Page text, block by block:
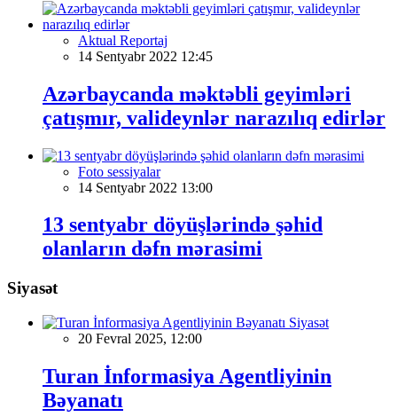
Aktual Reportaj
14 Sentyabr 2022 12:45
Azərbaycanda məktəbli geyimləri
çatışmır, valideynlər narazılıq edirlər
Foto sessiyalar
14 Sentyabr 2022 13:00
13 sentyabr döyüşlərində şəhid
olanların dəfn mərasimi
Siyasət
Siyasət
20 Fevral 2025, 12:00
Turan İnformasiya Agentliyinin
Bəyanatı